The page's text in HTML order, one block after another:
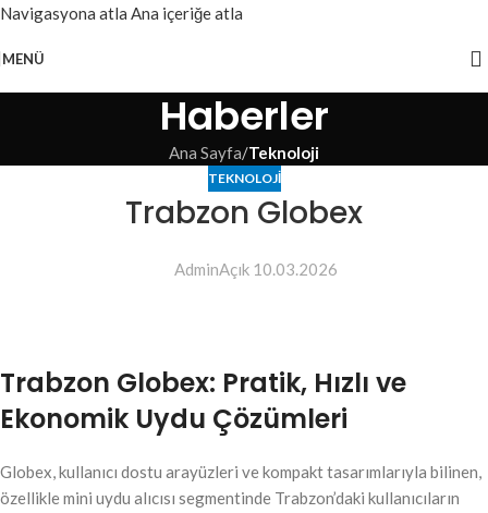
Navigasyona atla Ana içeriğe atla
MENÜ
Haberler
Ana Sayfa/Teknoloji
TEKNOLOJI
Trabzon Globex
AdminAçık 10.03.2026
Trabzon Globex: Pratik, Hızlı ve
Ekonomik Uydu Çözümleri
Globex, kullanıcı dostu arayüzleri ve kompakt tasarımlarıyla bilinen,
özellikle mini uydu alıcısı segmentinde Trabzon’daki kullanıcıların